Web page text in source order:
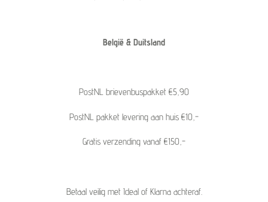
België & Duitsland
PostNL brievenbuspakket €5,90
PostNL pakket levering aan huis €10,-
Gratis verzending vanaf €150,-
Betaal veilig met Ideal of Klarna achteraf.